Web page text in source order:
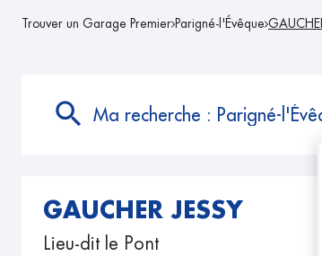
Trouver un Garage Premier Parigné-l'Évêque
Ma recherche : Parigné-
GAUCHER JESSY
Lieu-dit le Pont